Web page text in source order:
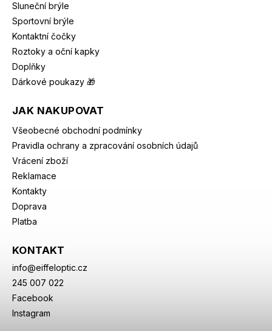
Sluneční brýle
Sportovní brýle
Kontaktní čočky
Roztoky a oční kapky
Doplňky
Dárkové poukazy 🎁
JAK NAKUPOVAT
Všeobecné obchodní podmínky
Pravidla ochrany a zpracování osobních údajů
Vrácení zboží
Reklamace
Kontakty
Doprava
Platba
KONTAKT
info@eiffeloptic.cz
245 007 022
Facebook
Instagram